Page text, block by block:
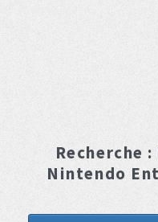
Recherche :
Nintendo